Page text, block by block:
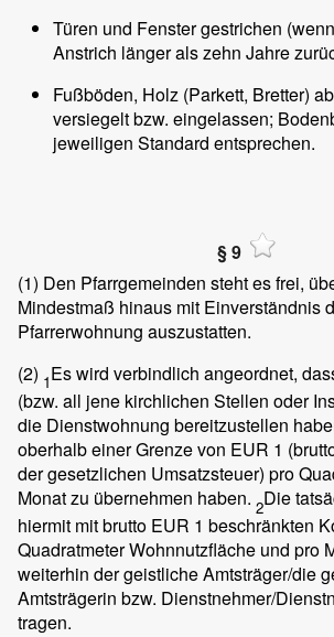
Türen und Fenster gestrichen
Anstrich länger als zehn Jahre
Fußböden, Holz (Parkett, Bretter)
versiegelt bzw. eingelassen;
jeweiligen Standard entsprechen.
§ 9
(1) Den Pfarrgemeinden steht es frei,
Mindestmaß hinaus mit Einverständnis
Pfarrerwohnung auszustatten.
(2) 1Es wird verbindlich angeordnet,
(bzw. all jene kirchlichen Stellen oder
die Dienstwohnung bereitzustellen
oberhalb einer Grenze von EUR 1
der gesetzlichen Umsatzsteuer) pro
Monat zu übernehmen haben. 2Die
hiermit mit brutto EUR 1 beschränkten
Quadratmeter Wohnnutzfläche und pro
weiterhin der geistliche Amtsträger/die
Amtsträgerin bzw. Dienstnehmer/
tragen.